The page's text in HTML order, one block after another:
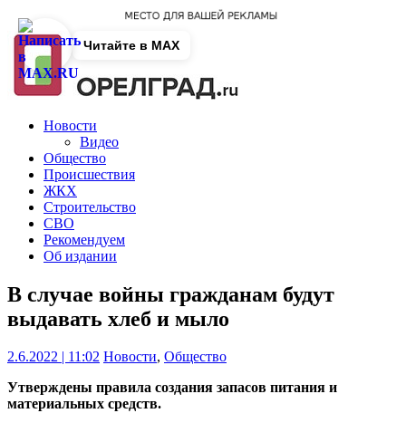
Новости
Видео
Общество
Происшествия
ЖКХ
Строительство
СВО
Рекомендуем
Об издании
В случае войны гражданам будут
выдавать хлеб и мыло
2.6.2022 | 11:02 Новости, Общество
Утверждены правила создания запасов питания и
материальных средств.
Читайте в MAX